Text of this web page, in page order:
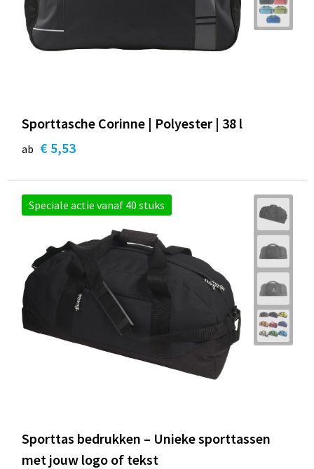
Sporttasche Corinne | Polyester | 38 l
ab € 5,53
Speciale actie vanaf 40 stuks
Sporttas bedrukken – Unieke sporttassen
met jouw logo of tekst